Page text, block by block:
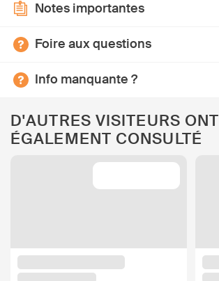
Notes importantes
Foire aux questions
Info manquante ?
D'AUTRES VISITEURS ONT
ÉGALEMENT CONSULTÉ